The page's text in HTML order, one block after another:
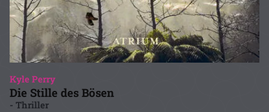
Kyle Perry
Die Stille des Bösen
- Thriller